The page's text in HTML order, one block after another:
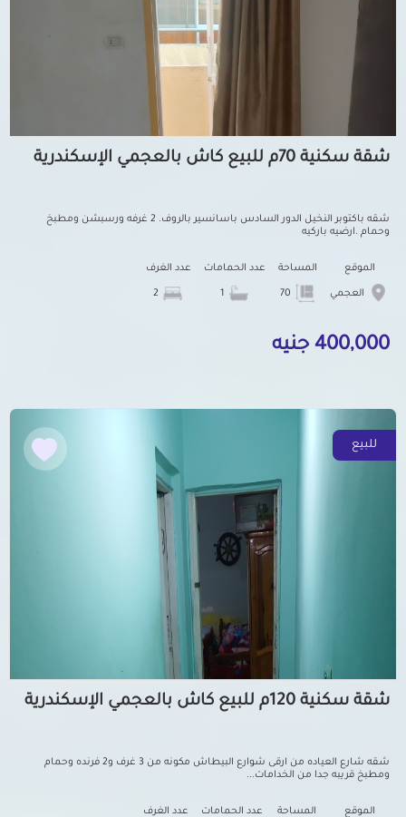
شقة سكنية 70م للبيع كاش بالعجمي الإسكندرية
شقه باكتوبر النخيل الدور السادس باسانسير بالروف. 2 غرفه ورسبشن ومطبخ
وحمام .ارضيه باركيه
الموقع
العجمي
المساحة عدد الحمامات عدد الغرف
400,000 جنيه
للبيع
شقة سكنية 120م للبيع كاش بالعجمي الإسكندرية
شقه شارع العياده من ارقى شوارع البيطاش مكونه من 3 غرف و2 فرنده وحمام
ومطبخ قريبه جدا من الخدامات...
الموقع المساحة عدد الحمامات عدد الغرف